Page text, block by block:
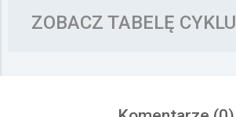
ZOBACZ TABELĘ CYKLU